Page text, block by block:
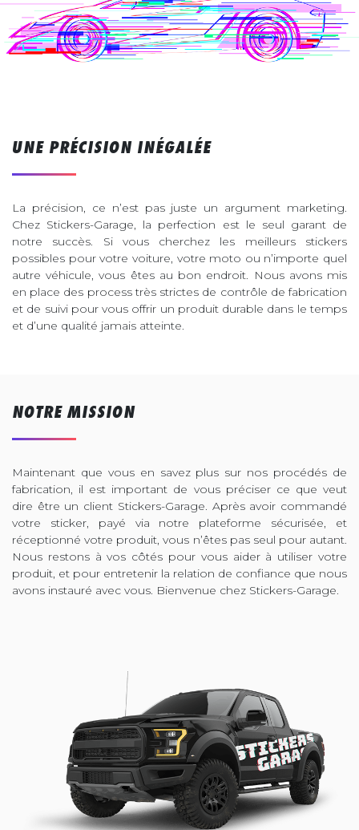
UNE PRÉCISION INÉGALÉE
La précision, ce n’est pas juste un argument marketing.
Chez Stickers-Garage, la perfection est le seul garant de
notre succès. Si vous cherchez les meilleurs stickers
possibles pour votre voiture, votre moto ou n’importe quel
autre véhicule, vous êtes au bon endroit. Nous avons mis
en place des process très strictes de contrôle de fabrication
et de suivi pour vous offrir un produit durable dans le temps
et d’une qualité jamais atteinte.
NOTRE MISSION
Maintenant que vous en savez plus sur nos procédés de
fabrication, il est important de vous préciser ce que veut
dire être un client Stickers-Garage. Après avoir commandé
votre sticker, payé via notre plateforme sécurisée, et
réceptionné votre produit, vous n’êtes pas seul pour autant.
Nous restons à vos côtés pour vous aider à utiliser votre
produit, et pour entretenir la relation de confiance que nous
avons instauré avec vous. Bienvenue chez Stickers-Garage.